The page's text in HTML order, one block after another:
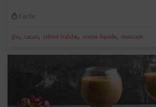
Facile
gin, cacao, crème fraîche, creme liquide, muscade